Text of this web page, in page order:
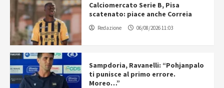
Calciomercato Serie B, Pisa
scatenato: piace anche Correia
Redazione 06/08/2026 11:03
Sampdoria, Ravanelli: “Pohjanpalo
ti punisce al primo errore.
Moreo…”